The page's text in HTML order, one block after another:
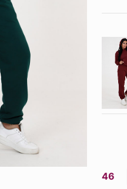
46